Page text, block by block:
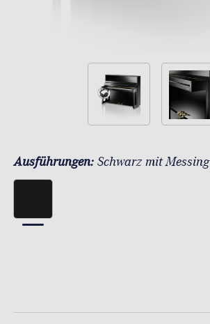
Ausführungen: Schwarz mit Messing